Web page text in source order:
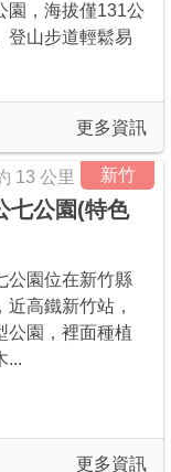
園，海拔僅131公
登山步道輕鬆易
更多資訊
新竹
七公園(特色
13 公里
公園位在新竹縣
近高鐵新竹站，
公園，裡面種植
...
更多資訊